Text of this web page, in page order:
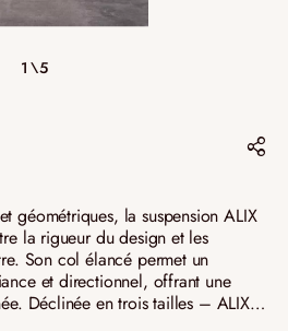
1\5
2\5
3\5
4\5
5\5
Partager sur :
Pinterest
Instagram
géométriques, la suspension ALIX
la rigueur du design et les
Son col élancé permet un
et directionnel, offrant une
Déclinée en trois tailles – ALIX